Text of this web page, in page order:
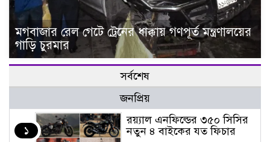
মগবাজার রেল গেটে ট্রেনের ধাক্কায় গণপূর্ত মন্ত্রণালয়ের
গাড়ি চুরমার
সর্বশেষ
জনপ্রিয়
১
র‌য়্যাল এনফিল্ডের ৩৫০ সিসির
নতুন ৪ বাইকের যত ফিচার